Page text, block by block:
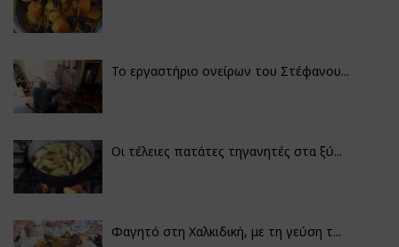
Το εργαστήριο ονείρων του Στέφανου...
Οι τέλειες πατάτες τηγανητές στα ξύ...
Φαγητό στη Χαλκιδική, με τη γεύση τ...